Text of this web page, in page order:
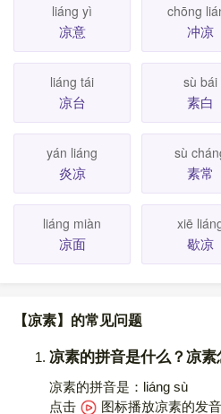
liáng yì
凉意
chōng
冲凉
liáng tái
凉台
sù bái
素白
yán liáng
炎凉
sù
素常
liáng miàn
凉面
xiē
歇凉
【凉素】的常见问题
凉素的拼音是什么？凉素
凉素的拼音是：liáng sù
点击
图标播放凉素的发音